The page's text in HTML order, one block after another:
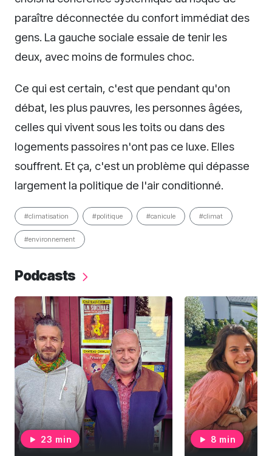
paraître déconnectée du confort immédiat des
gens. La gauche sociale essaie de tenir les
deux, avec moins de formules choc.
Ce qui est certain, c'est que pendant qu'on
débat, les plus pauvres, les personnes âgées,
celles qui vivent sous les toits ou dans des
logements passoires n'ont pas ce luxe. Elles
souffrent. Et ça, c'est un problème qui dépasse
largement la politique de l'air conditionné.
#climatisation #politique #canicule #climat
#environnement
Podcasts
23 min 8 min